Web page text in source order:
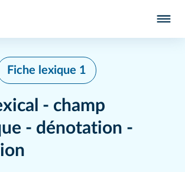
Fiche lexique 1
- champ
- dénotation -